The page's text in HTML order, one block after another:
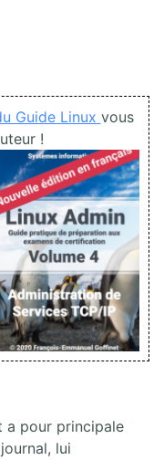
Guide Linux vous
!
a pour principale
lui